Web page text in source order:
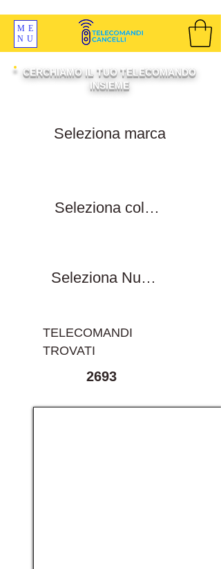
ME
NU
CERCHIAMO IL TUO TELECOMANDO
INSIEME
TELECOMANDI
TROVATI
2693